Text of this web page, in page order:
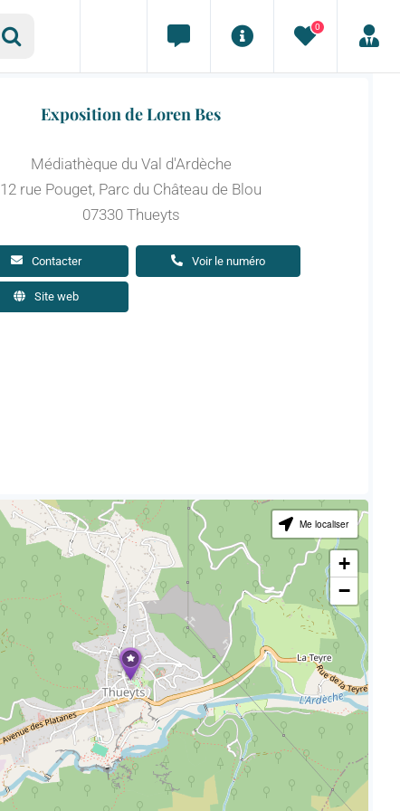
0
Exposition de Loren Bes
Médiathèque du Val d'Ardèche
12 rue Pouget, Parc du Château de Blou
07330 Thueyts
Contacter Voir le numéro
Site web
Me localiser
+
−